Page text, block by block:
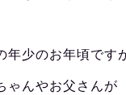
年少のお年頃です
ゃんやお父さんが